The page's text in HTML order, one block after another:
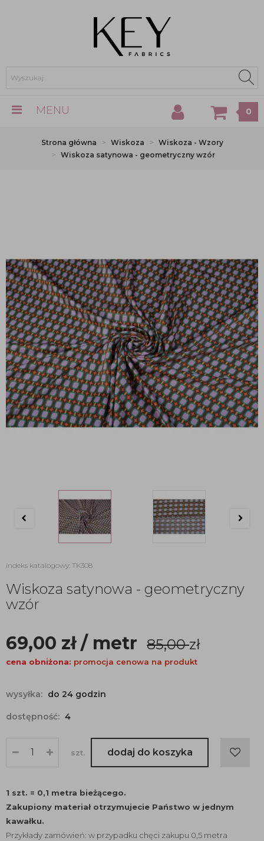
MENU 0
Strona główna Wiskoza
Wiskoza - Wzory
Wiskoza satynowa - geometryczny wzór
indeks katalogowy: TK308
Wiskoza satynowa - geometryczny
wzór
69,00 zł/ metr 85,00zł
cena obniżona: promocja cenowa na produkt
wysyłka: do 24 godzin
dostępność: 4
szt. dodaj do koszyka
1 szt. = 0,1 metra bieżącego.
Zakupiony materiał otrzymujecie Państwo w jednym
kawałku.
Przykłady zamówień: w przypadku chęci zakupu 0,5 metra